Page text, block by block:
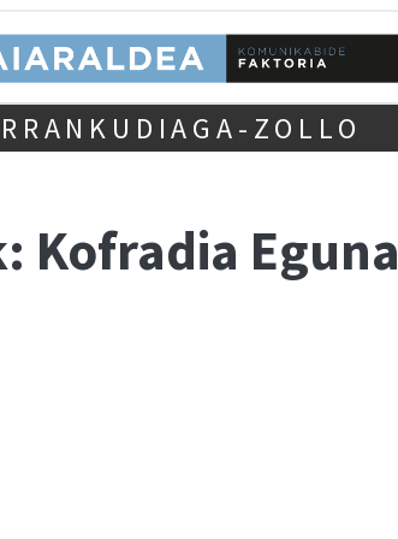
ZOLLO
Kofradia Eguna